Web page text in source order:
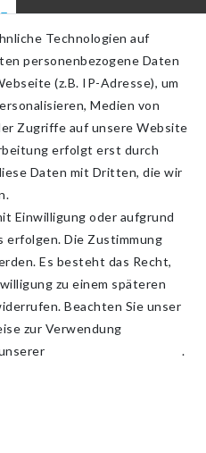
Technologien auf
personenbezogene Daten
(z.B. IP-Adresse), um
Medien von
Zugriffe auf unsere Website
erfolgt erst durch
Daten mit Dritten, die wir
Einwilligung oder aufgrund
Die Zustimmung
Es besteht das Recht,
zu einem späteren
Beachten Sie unser
zur Verwendung
.